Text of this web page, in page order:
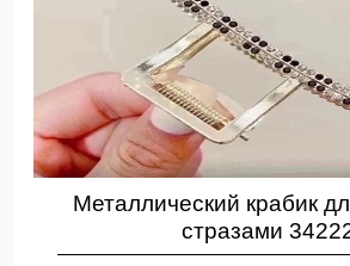
Металлический крабик
стразами